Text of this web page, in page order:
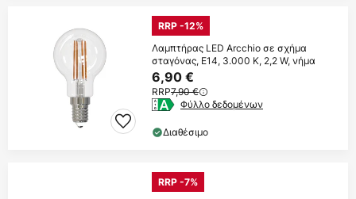
RRP -12%
Λαμπτήρας LED Arcchio σε σχήμα
σταγόνας, E14, 3.000 K, 2,2 W, νήμα
6,90 €
RRP7,90 €
Φύλλο δεδομένων
Διαθέσιμο
RRP -7%